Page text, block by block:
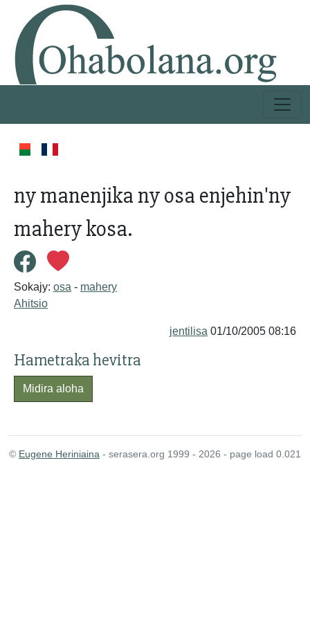
ny manenjika ny osa enjehin'ny
mahery kosa.
Sokajy: osa - mahery
Ahitsio
jentilisa 01/10/2005 08:16
Hametraka hevitra
Midira aloha
© Eugene Heriniaina - serasera.org 1999 - 2026 - page load 0.021